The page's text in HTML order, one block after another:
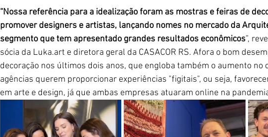
“Nossa referência para a idealização foram as mostras e feiras de
promover designers e artistas, lançando nomes no mercado da
segmento que tem apresentado grandes resultados econômicos”,
sócia da Luka.art e diretora geral da CASACOR RS. Afora o bom
decoração nos últimos dois anos, que engloba também o aumento no
agências querem proporcionar experiências "figitais", ou seja,
em arte e design, já que ambas empresas atuaram online na